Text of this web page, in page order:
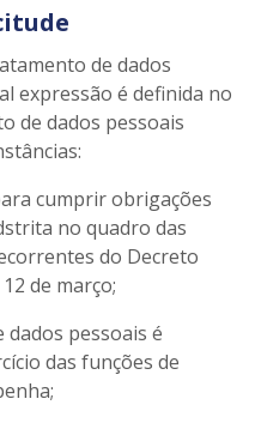
de dados
expressão é definida no
de dados pessoais
cumprir obrigações
no quadro das
do Decreto
de março;
pessoais é
das funções de